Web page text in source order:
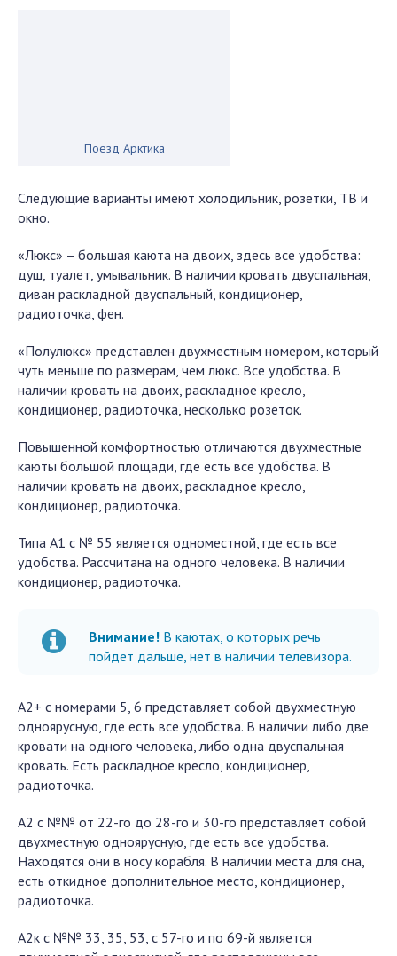
Поезд Арктика
Следующие варианты имеют холодильник, розетки, ТВ и
окно.
«Люкс» – большая каюта на двоих, здесь все удобства:
душ, туалет, умывальник. В наличии кровать двуспальная,
диван раскладной двуспальный, кондиционер,
радиоточка, фен.
«Полулюкс» представлен двухместным номером, который
чуть меньше по размерам, чем люкс. Все удобства. В
наличии кровать на двоих, раскладное кресло,
кондиционер, радиоточка, несколько розеток.
Повышенной комфортностью отличаются двухместные
каюты большой площади, где есть все удобства. В
наличии кровать на двоих, раскладное кресло,
кондиционер, радиоточка.
Типа А1 с № 55 является одноместной, где есть все
удобства. Рассчитана на одного человека. В наличии
кондиционер, радиоточка.
Внимание! В каютах, о которых речь
пойдет дальше, нет в наличии телевизора.
А2+ с номерами 5, 6 представляет собой двухместную
одноярусную, где есть все удобства. В наличии либо две
кровати на одного человека, либо одна двуспальная
кровать. Есть раскладное кресло, кондиционер,
радиоточка.
А2 с №№ от 22-го до 28-го и 30-го представляет собой
двухместную одноярусную, где есть все удобства.
Находятся они в носу корабля. В наличии места для сна,
есть откидное дополнительное место, кондиционер,
радиоточка.
А2к с №№ 33, 35, 53, с 57-го и по 69-й является